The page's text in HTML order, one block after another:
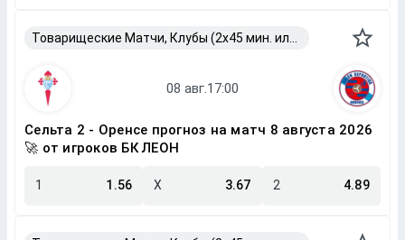
Сельта 2 - Оренсе прогноз на матч 8 августа 2026
🚀 от игроков БК ЛЕОН
1 1.56 X 3.67 2 4.89